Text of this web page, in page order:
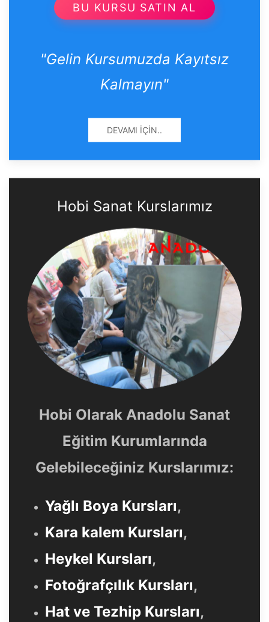
BU KURSU SATIN AL
"Gelin Kursumuzda Kayıtsız
Kalmayın"
DEVAMI İÇIN..
Hobi Sanat Kurslarımız
Hobi Olarak Anadolu Sanat
Eğitim Kurumlarında
Gelebileceğiniz Kurslarımız:
Yağlı Boya Kursları,
Kara kalem Kursları,
Heykel Kursları,
Fotoğrafçılık Kursları,
Hat ve Tezhip Kursları,